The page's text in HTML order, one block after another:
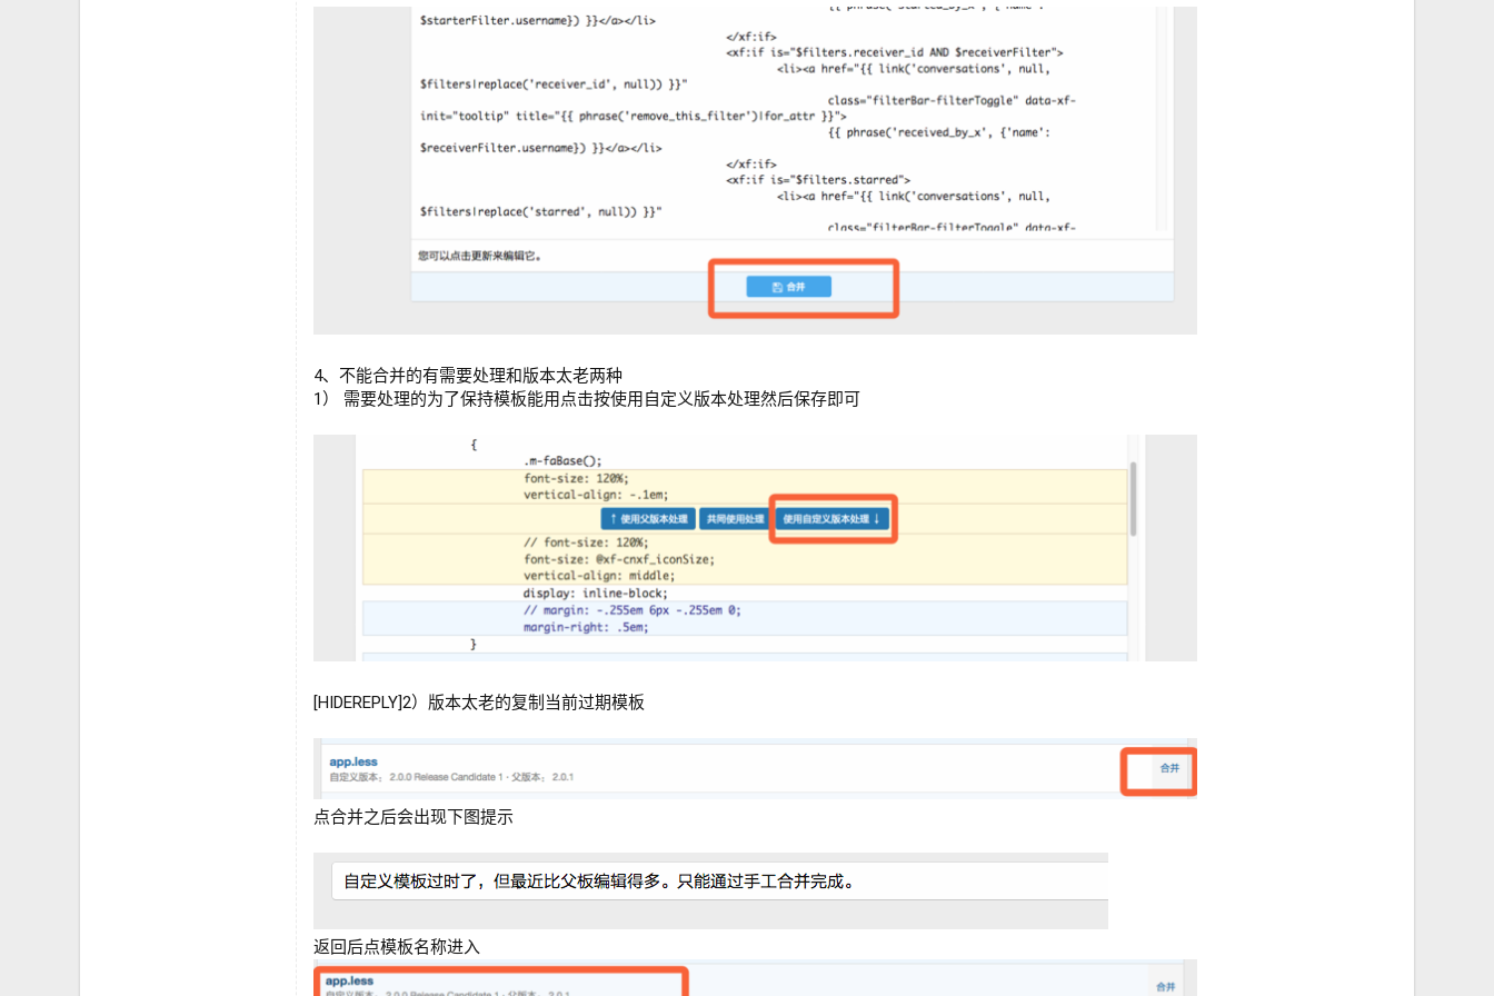
4、不能合并的有需要处理和版本太老两种
1） 需要处理的为了保持模板能用点击按使用自定义版本处理然后保存即可
[HIDEREPLY]2）版本太老的复制当前过期模板
点合并之后会出现下图提示
返回后点模板名称进入